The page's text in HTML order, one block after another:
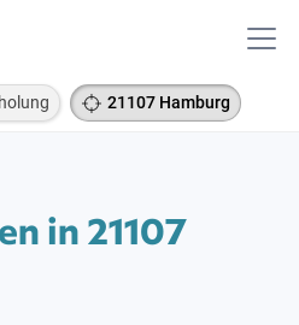
21107 Hamburg
in 21107